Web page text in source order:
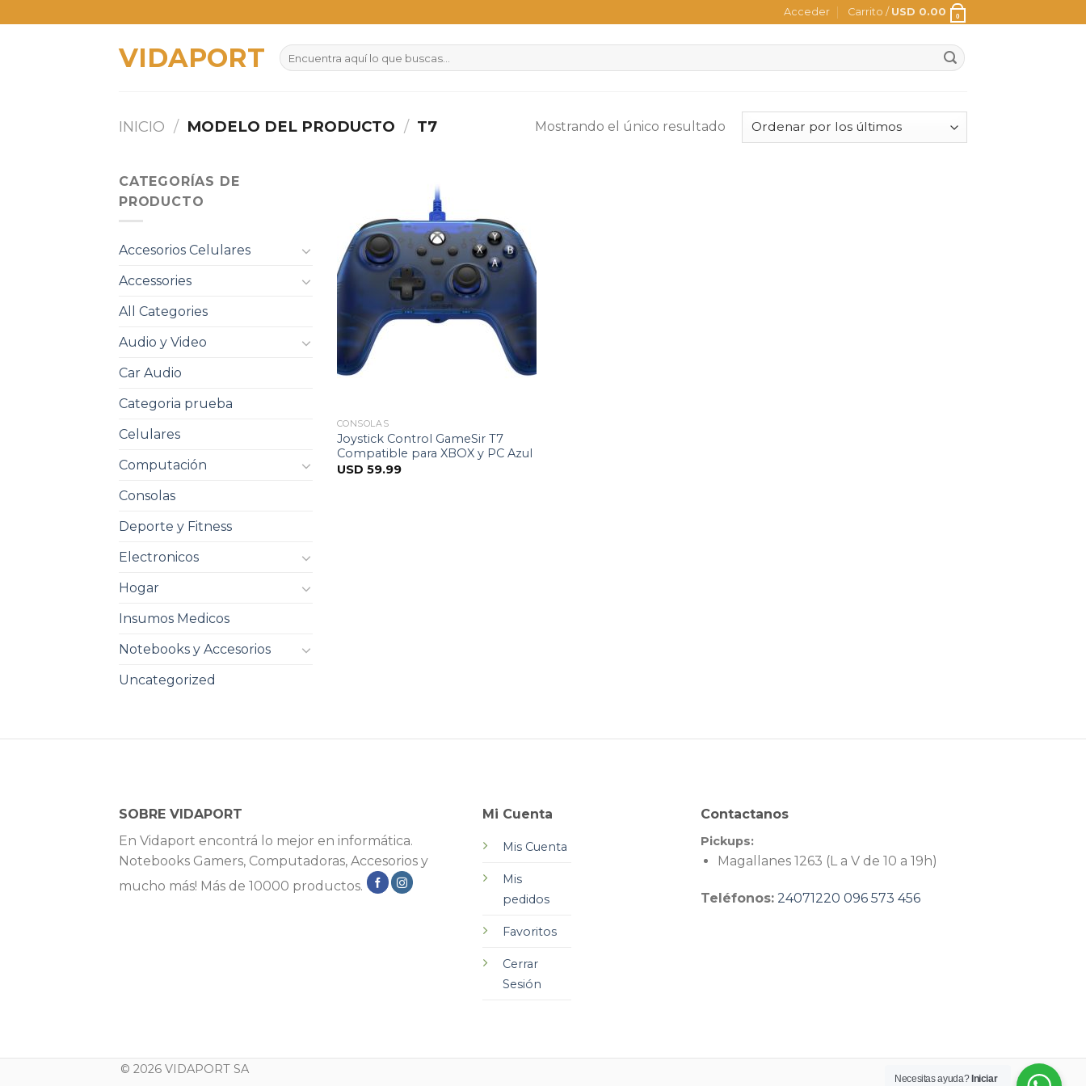
to
Acceder Carrito / USD 0.00 0
VIDAPORT
Buscar
por:
INICIO / MODELO DEL PRODUCTO / T7 Mostrando el único resultado
CATEGORÍAS DE
PRODUCTO
Accesorios Celulares
Accessories
All Categories
Audio y Video
Car Audio
Categoria prueba
Celulares
Computación
Consolas
Deporte y Fitness
Electronicos
Hogar
Insumos Medicos
Notebooks y Accesorios
Uncategorized
CONSOLAS
Joystick Control GameSir T7
Compatible para XBOX y PC Azul
USD 59.99
SOBRE VIDAPORT
En Vidaport encontrá lo mejor en informática.
Notebooks Gamers, Computadoras, Accesorios y
mucho más! Más de 10000 productos.
Mi Cuenta
Mis Cuenta
Mis
pedidos
Favoritos
Cerrar
Sesión
Contactanos
Pickups:
Magallanes 1263 (L a V de 10 a 19h)
Teléfonos: 24071220 096 573 456
© 2026 VIDAPORT SA
Necesitas ayuda? Iniciar